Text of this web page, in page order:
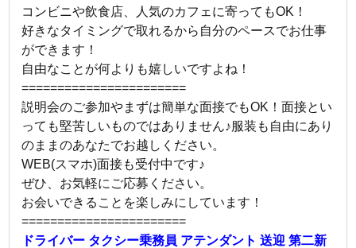
コンビニや飲食店、人気のカフェに寄ってもOK！
好きなタイミングで取れるから自分のペースでお仕事
ができます！
自由なことが何よりも嬉しいですよね！
=======================
説明会のご参加やまずは簡単な面接でもOK！面接とい
っても堅苦しいものではありません♪服装も自由にあり
のままのあなたでお越しください。
WEB(スマホ)面接も受付中です♪
ぜひ、お気軽にご応募ください。
お会いできることを楽しみにしています！
=======================
ドライバー タクシー乗務員 アテンダント 送迎 第二新